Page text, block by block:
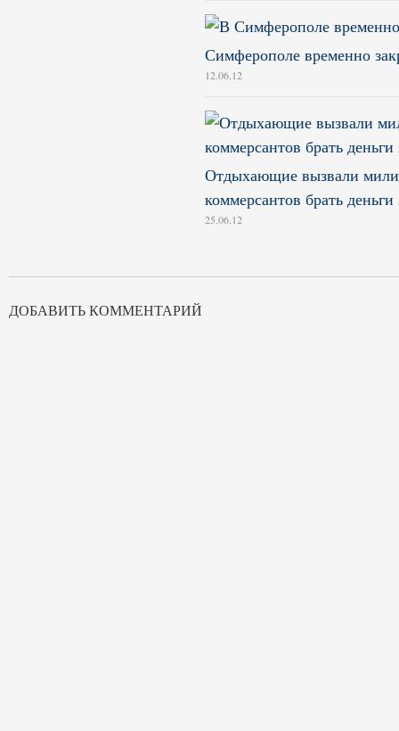
Симферополе временно
12.06.12
Отдыхающие вызвали
коммерсантов брать
25.06.12
ДОБАВИТЬ КОММЕНТАРИЙ